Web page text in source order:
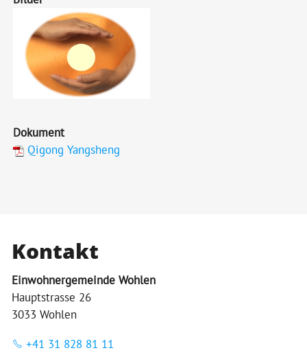
Dokument
Qigong Yangsheng
Kontakt
Einwohnergemeinde Wohlen
Hauptstrasse 26
3033 Wohlen
+41 31 828 81 11